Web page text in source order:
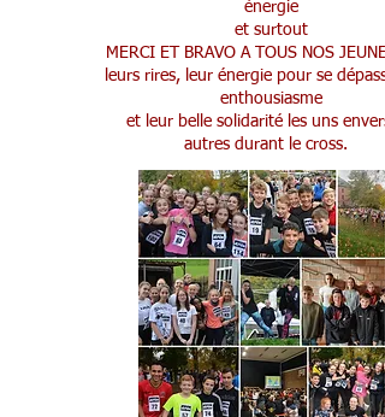
énergie
et surtout
MERCI ET BRAVO A TOUS NOS
leurs rires, leur énergie pour se
enthousiasme
et leur belle solidarité les uns envers
autres durant le cross.